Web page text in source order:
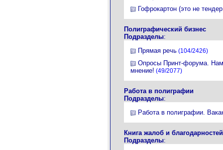
Гофрокартон (это не
Полиграфический бизнес
Подразделы:
Прямая речь (104/2426)
Опросы Принт-форума.
мнение! (49/2077)
Работа в полиграфии
Подразделы:
Работа в полиграфии.
Книга жалоб и благодарностей
Подразделы: